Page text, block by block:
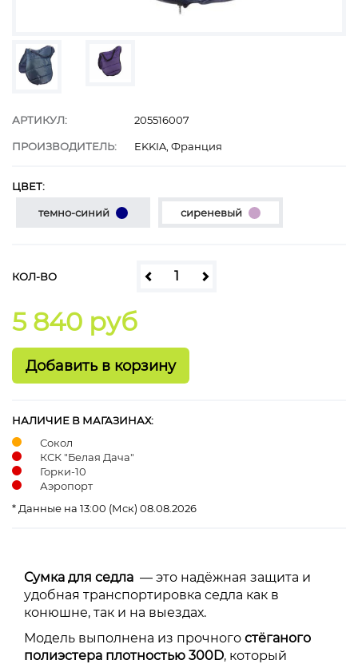
АРТИКУЛ: 205516007
ПРОИЗВОДИТЕЛЬ: EKKIA, Франция
ЦВЕТ:
темно-синий сиреневый
КОЛ-ВО
5 840 руб
НАЛИЧИЕ В МАГАЗИНАХ:
Сокол
КСК "Белая Дача"
Горки-10
Аэропорт
* Данные на 13:00 (Мск) 08.08.2026
Сумка для седла — это надёжная защита и
удобная транспортировка седла как в
конюшне, так и на выездах.
Модель выполнена из прочного стёганого
полиэстера плотностью 300D, который